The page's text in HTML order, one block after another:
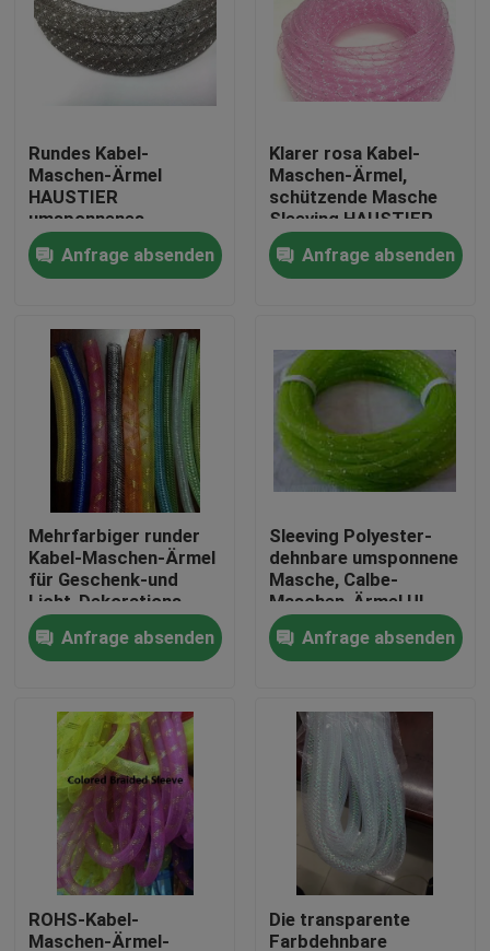
Produkte
Über uns
Fabrik-Ausflug
Qualitätskontrolle
Treten Sie mit uns in Verbindung
Fordern Sie ein Zitat
Flexibler PVC-Schläuche
durch Hitze schrumpfbares Rohr
Gewölbter flexible Schläuche
Rundes Kabel-
Maschen-Ärmel
HAUSTIER
umsponnenes
Sleeveing für helle
Dekorations-Zusätze
Anfrage absenden
Klarer rosa Kabel-
Maschen-Ärmel,
schützende Masche
Sleeving HAUSTIER
Material
Anfrage absenden
Mehrfarbiger runder
Kabel-Maschen-Ärmel
für Geschenk-und
Licht-Dekorations-
Zusätze
Anfrage absenden
Sleeving Polyester-
dehnbare umsponnene
Masche, Calbe-
Maschen-Ärmel UL
VW-1
Anfrage absenden
ROHS-Kabel-
Maschen-Ärmel-
Die transparente
Farbdehnbare